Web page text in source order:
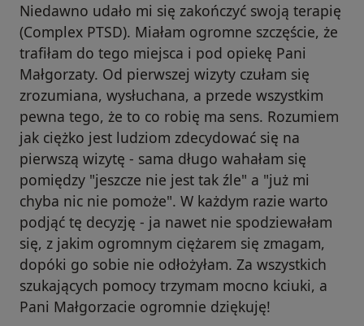
Niedawno udało mi się zakończyć swoją terapię
(Complex PTSD). Miałam ogromne szczęście, że
trafiłam do tego miejsca i pod opiekę Pani
Małgorzaty. Od pierwszej wizyty czułam się
zrozumiana, wysłuchana, a przede wszystkim
pewna tego, że to co robię ma sens. Rozumiem
jak ciężko jest ludziom zdecydować się na
pierwszą wizytę - sama długo wahałam się
pomiędzy "jeszcze nie jest tak źle" a "już mi
chyba nic nie pomoże". W każdym razie warto
podjąć tę decyzję - ja nawet nie spodziewałam
się, z jakim ogromnym ciężarem się zmagam,
dopóki go sobie nie odłożyłam. Za wszystkich
szukających pomocy trzymam mocno kciuki, a
Pani Małgorzacie ogromnie dziękuję!